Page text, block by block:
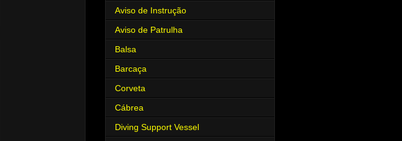
Aviso de Instrução
Aviso de Patrulha
Balsa
Barcaça
Corveta
Cábrea
Diving Support Vessel